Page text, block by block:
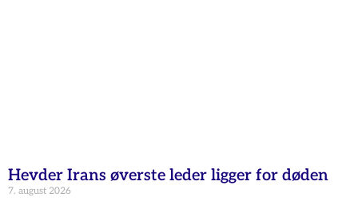
Hevder Irans øverste leder ligger for døden
7. august 2026